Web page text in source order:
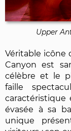
Upper
Véritable icône
Canyon est
célèbre et le
faille
caractéristique
évasée à sa
unique